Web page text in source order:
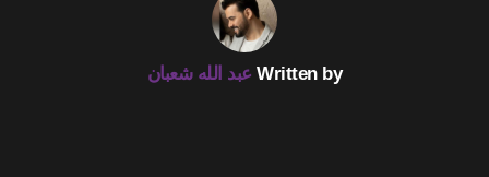
Written by عبد الله شعبان